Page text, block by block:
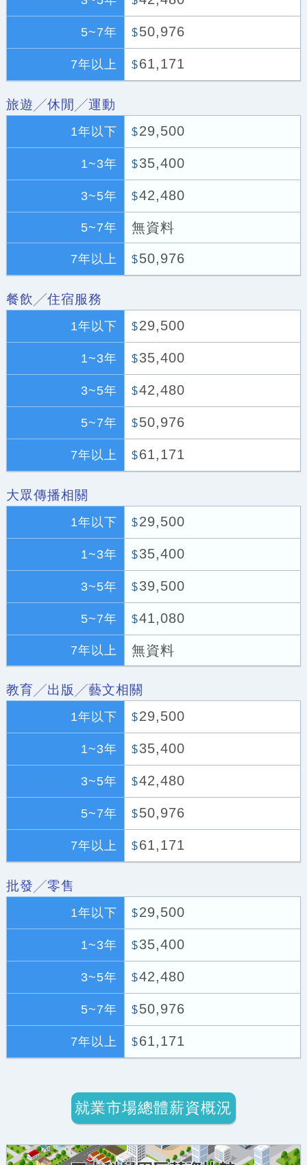
5~7年 $50,976
7年以上 $61,171
旅遊╱休閒╱運動
1年以下 $29,500
1~3年 $35,400
3~5年 $42,480
5~7年 無資料
7年以上 $50,976
餐飲╱住宿服務
1年以下 $29,500
1~3年 $35,400
3~5年 $42,480
5~7年 $50,976
7年以上 $61,171
大眾傳播相關
1年以下 $29,500
1~3年 $35,400
3~5年 $39,500
5~7年 $41,080
7年以上 無資料
教育╱出版╱藝文相關
1年以下 $29,500
1~3年 $35,400
3~5年 $42,480
5~7年 $50,976
7年以上 $61,171
批發╱零售
1年以下 $29,500
1~3年 $35,400
3~5年 $42,480
5~7年 $50,976
7年以上 $61,171
就業市場總體薪資概況